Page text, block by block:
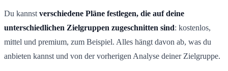
Du kannst verschiedene Pläne festlegen, die auf deine
unterschiedlichen Zielgruppen zugeschnitten sind: kostenlos,
mittel und premium, zum Beispiel. Alles hängt davon ab, was du
anbieten kannst und von der vorherigen Analyse deiner Zielgruppe.